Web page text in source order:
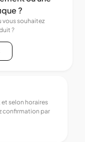
?
vous souhaitez
?
selon horaires
confirmation par